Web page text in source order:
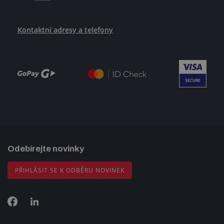
Kontaktní adresy a telefony
Odebírejte novinky
PŘIHLÁSIT SE K ODBĚRU NOVINEK